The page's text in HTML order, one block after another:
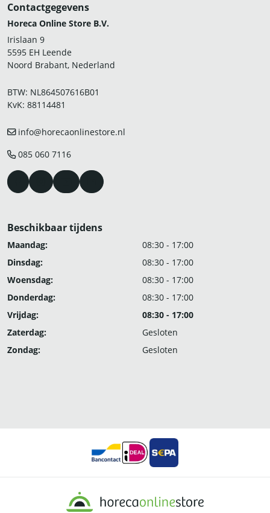
Contactgegevens
Horeca Online Store B.V.
Irislaan 9
5595 EH Leende
Noord Brabant, Nederland
BTW: NL864507616B01
KvK: 88114481
info@horecaonlinestore.nl
085 060 7116
Beschikbaar tijdens
Maandag:
08:30 - 17:00
Dinsdag:
08:30 - 17:00
Woensdag:
08:30 - 17:00
Donderdag:
08:30 - 17:00
Vrijdag:
08:30 - 17:00
Zaterdag:
Gesloten
Zondag:
Gesloten